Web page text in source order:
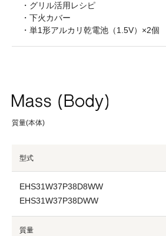
・グリル活用レシピ
・下火カバー
・単1形アルカリ乾電池（1.5V）×2個
質量(本体)
型式
EHS31W37P38D8WW
EHS31W37P38DWW
質量